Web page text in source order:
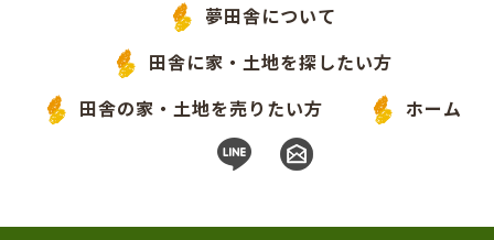
夢田舎について
田舎に家・土地を探したい方
田舎の家・土地を売りたい方
ホーム